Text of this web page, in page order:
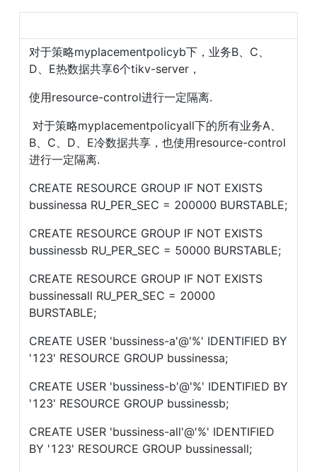
对于策略myplacementpolicyb下，业务B、C、
D、E热数据共享6个tikv-server，
使用resource-control进行一定隔离.
对于策略myplacementpolicyall下的所有业务A、
B、C、D、E冷数据共享，也使用resource-control
进行一定隔离.
CREATE RESOURCE GROUP IF NOT EXISTS
bussinessa RU_PER_SEC = 200000 BURSTABLE;
CREATE RESOURCE GROUP IF NOT EXISTS
bussinessb RU_PER_SEC = 50000 BURSTABLE;
CREATE RESOURCE GROUP IF NOT EXISTS
bussinessall RU_PER_SEC = 20000
BURSTABLE;
CREATE USER 'bussiness-a'@'%' IDENTIFIED BY
'123' RESOURCE GROUP bussinessa;
CREATE USER 'bussiness-b'@'%' IDENTIFIED BY
'123' RESOURCE GROUP bussinessb;
CREATE USER 'bussiness-all'@'%' IDENTIFIED
BY '123' RESOURCE GROUP bussinessall;